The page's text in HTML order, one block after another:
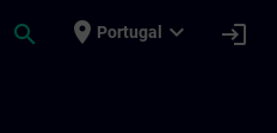
search place Portugal expand_more login